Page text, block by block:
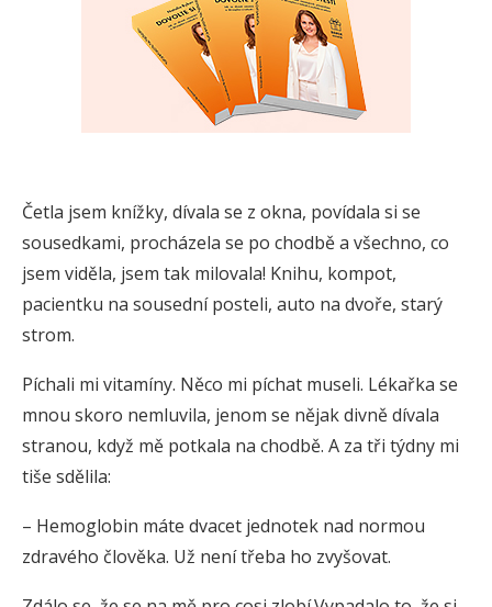
Četla jsem knížky, dívala se z okna, povídala si se
sousedkami, procházela se po chodbě a všechno, co
jsem viděla, jsem tak milovala! Knihu, kompot,
pacientku na sousední posteli, auto na dvoře, starý
strom.
Píchali mi vitamíny. Něco mi píchat museli. Lékařka se
mnou skoro nemluvila, jenom se nějak divně dívala
stranou, když mě potkala na chodbě. A za tři týdny mi
tiše sdělila:
– Hemoglobin máte dvacet jednotek nad normou
zdravého člověka. Už není třeba ho zvyšovat.